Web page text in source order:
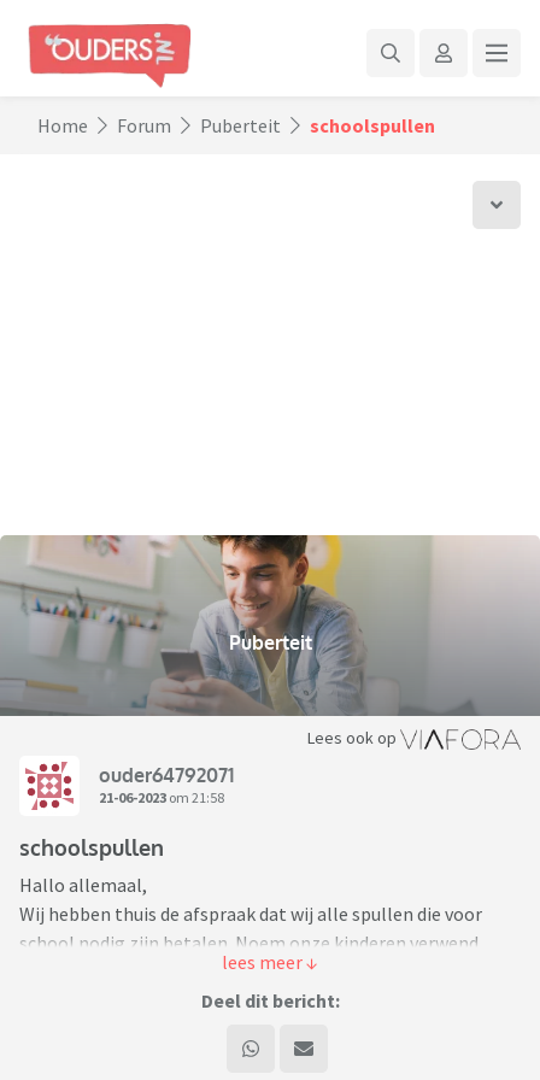
Home Forum Puberteit schoolspullen
Puberteit
Lees ook op
ouder64792071
21-06-2023 om 21:58
schoolspullen
Hallo allemaal,
Wij hebben thuis de afspraak dat wij alle spullen die voor
school nodig zijn betalen. Noem onze kinderen verwend,
maar verder moeten ze alles zelf betalen met een niet
extreem hoog bedrag voor zak- en kleedgeld. Aanstaande
vakantie met vrienden, met ons op vakantie en doet
Deel dit bericht: